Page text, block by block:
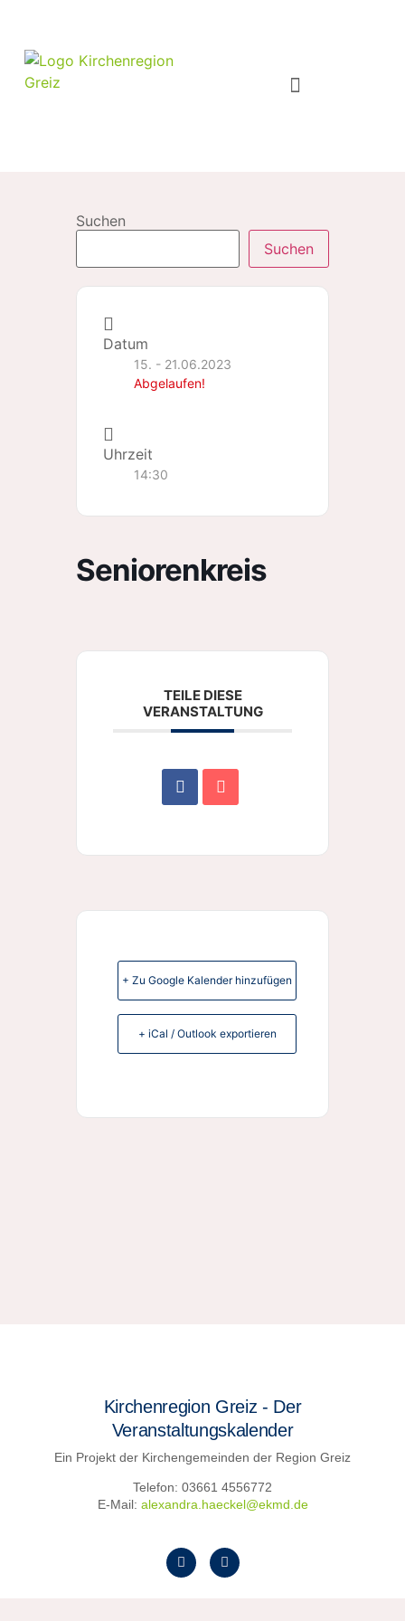
Suchen
Suchen
Datum
15. - 21.06.2023
Abgelaufen!
Uhrzeit
14:30
Seniorenkreis
TEILE DIESE
VERANSTALTUNG
+ Zu Google Kalender hinzufügen
+ iCal / Outlook exportieren
Kirchenregion Greiz - Der
Veranstaltungskalender
Ein Projekt der Kirchengemeinden der Region Greiz
Telefon: 03661 4556772
E-Mail: alexandra.haeckel@ekmd.de